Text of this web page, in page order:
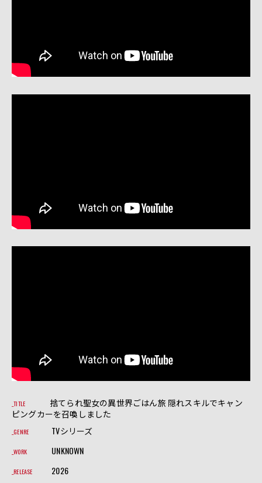
TITLE
捨てられ聖女の異世界ごはん旅 隠れスキルでキャン
ピングカーを召喚しました
GENRE TVシリーズ
WORK UNKNOWN
RELEASE 2026